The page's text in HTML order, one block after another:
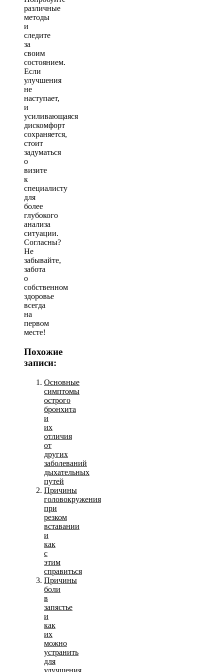
различные
методы
и
следите
за
своим
состоянием.
Если
улучшения
не
наступает,
и
усиливающаяся
дискомфорт
сохраняется,
стоит
задуматься
о
визите
к
специалисту
для
более
глубокого
анализа
ситуации.
Согласны?
Не
забывайте,
забота
о
собственном
здоровье
всегда
на
первом
месте!
Похожие
записи:
Основные
симптомы
острого
бронхита
и
их
отличия
от
других
заболеваний
дыхательных
путей
Причины
головокружения
при
резком
вставании
и
как
с
этим
справиться
Причины
боли
в
запястье
и
как
их
можно
устранить
для
улучшения